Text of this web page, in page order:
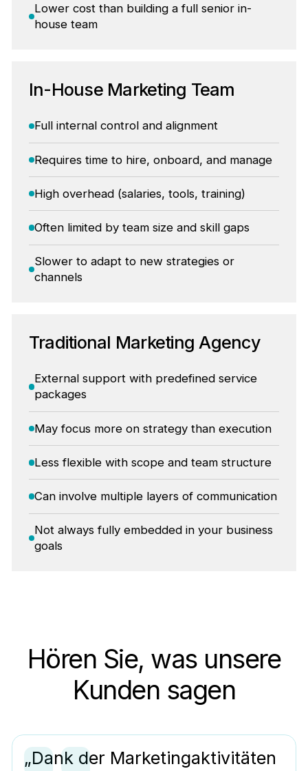
Lower cost than building a full senior in-
house team
In-House Marketing Team
Full internal control and alignment
Requires time to hire, onboard, and manage
High overhead (salaries, tools, training)
Often limited by team size and skill gaps
Slower to adapt to new strategies or
channels
Traditional Marketing Agency
External support with predefined service
packages
May focus more on strategy than execution
Less flexible with scope and team structure
Can involve multiple layers of communication
Not always fully embedded in your business
goals
Hören Sie, was unsere
Kunden sagen
„Dank der Marketingaktivitäten